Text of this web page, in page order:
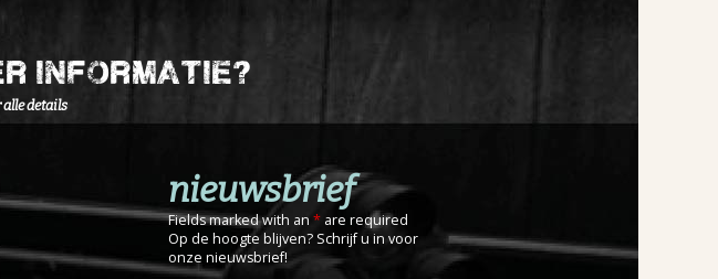
informatie?
details
nieuwsbrief
Fields marked with an * are required
Op de hoogte blijven? Schrijf u in voor
onze nieuwsbrief!